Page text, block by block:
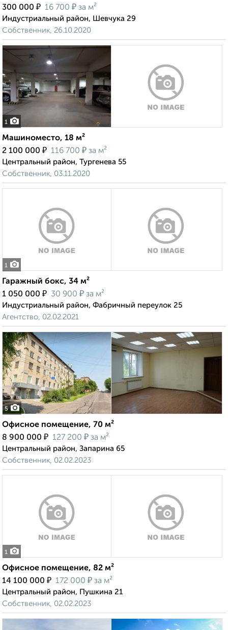
300 000 ₽ 16 700 ₽ за м²
Индустриальный район, Шевчука 29
Собственник, 26.10.2020
1
Машиноместо, 18 м²
2 100 000 ₽ 116 700 ₽ за м²
Центральный район, Тургенева 55
Собственник, 03.11.2020
1
Гаражный бокс, 34 м²
1 050 000 ₽ 30 900 ₽ за м²
Индустриальный район, Фабричный переулок 25
Агентство, 02.02.2021
5
Офисное помещение, 70 м²
8 900 000 ₽ 127 200 ₽ за м²
Центральный район, Запарина 65
Собственник, 02.02.2023
1
Офисное помещение, 82 м²
14 100 000 ₽ 172 000 ₽ за м²
Центральный район, Пушкина 21
Собственник, 02.02.2023